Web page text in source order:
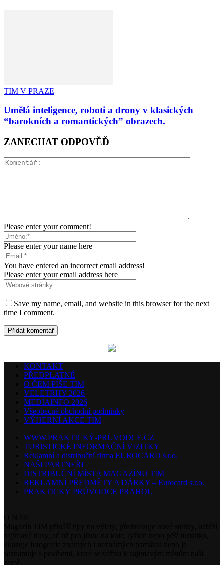
TIM V PRAZE
Umělá inteligence, roboti a drony v klasických
“barokních a romantických” obrazech.
ZANECHAT ODPOVĚĎ
Please enter your comment!
Please enter your name here
You have entered an incorrect email address!
Please enter your email address here
Save my name, email, and website in this browser for the next
time I comment.
KONTAKT
PŘEDPLATNÉ
O ČEM PÍŠE TIM
VELETRHY 2026
MEDIAINFO 2026
Všeobecné obchodní podmínky
VÝHERNÍ AKCE TIM
WWW.PRAKTICKÝ-PRŮVODCE.CZ
TURISTICKÉ INFORMAČNÍ VIZITKY
Reklamní a distribuční firma EUROCARD s.r.o.
NAŠI PARTNEŘI
DISTRIBUČNÍ MÍSTA MAGAZÍNU TIM
REKLAMNÍ PŘEDMĚTY A DÁRKY – Eurocard s.r.o.
PRAKTICKÝ PRŮVODCE PRAHOU